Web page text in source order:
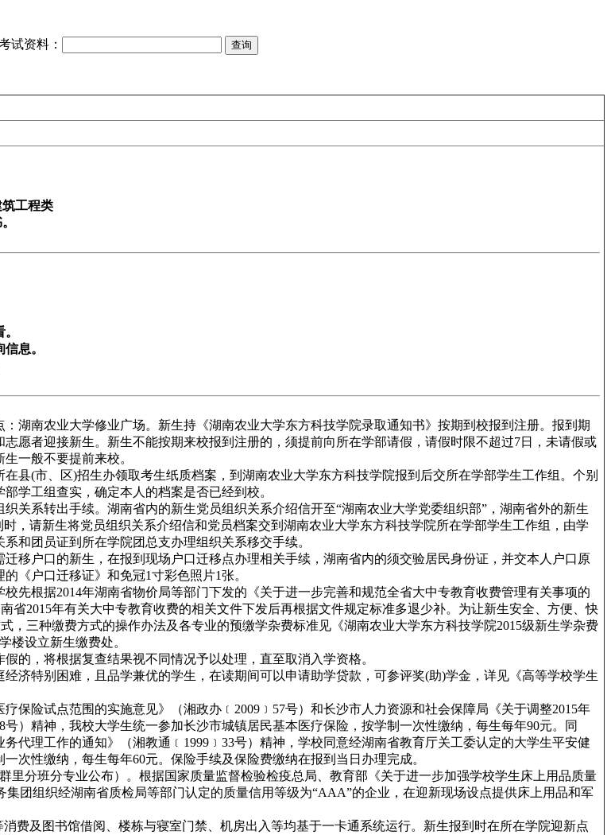
试资料：
工程类
息。
湖南农业大学修业广场。新生持《湖南农业大学东方科技学院录取通知书》按期到校报到注册。报到期
愿者迎接新生。新生不能按期来校报到注册的，须提前向所在学部请假，请假时限不超过7日，未请假或
一般不要提前来校。
县(市、区)招生办领取考生纸质档案，到湖南农业大学东方科技学院报到后交所在学部学生工作组。个别
学工组查实，确定本人的档案是否已经到校。
关系转出手续。湖南省内的新生党员组织关系介绍信开至“湖南农业大学党委组织部”，湖南省外的新生
，请新生将党员组织关系介绍信和党员档案交到湖南农业大学东方科技学院所在学部学生工作组，由学
和团员证到所在学院团总支办理组织关系移交手续。
移户口的新生，在报到现场户口迁移点办理相关手续，湖南省内的须交验居民身份证，并交本人户口原
《户口迁移证》和免冠1寸彩色照片1张。
先根据2014年湖南省物价局等部门下发的《关于进一步完善和规范全省大中专教育收费管理有关事项的
省2015年有关大中专教育收费的相关文件下发后再根据文件规定标准多退少补。为让新生安全、方便、快
，三种缴费方式的操作办法及各专业的预缴学杂费标准见《湖南农业大学东方科技学院2015级新生学杂费
楼设立新生缴费处。
的，将根据复查结果视不同情况予以处理，直至取消入学资格。
济特别困难，且品学兼优的学生，在读期间可以申请助学贷款，可参评奖(助)学金，详见《高等学校学生
保险试点范围的实施意见》（湘政办﹝2009﹞57号）和长沙市人力资源和社会保障局《关于调整2015年
）精神，我校大学生统一参加长沙市城镇居民基本医疗保险，按学制一次性缴纳，每生每年90元。同
代理工作的通知》（湘教通﹝1999﹞33号）精神，学校同意经湖南省教育厅关工委认定的大学生平安健
次性缴纳，每生每年60元。保险手续及保险费缴纳在报到当日办理完成。
分班分专业公布）。根据国家质量监督检验检疫总局、教育部《关于进一步加强学校学生床上用品质量
团组织经湖南省质检局等部门认定的质量信用等级为“AAA”的企业，在迎新现场设点提供床上用品和军
费及图书馆借阅、楼栋与寝室门禁、机房出入等均基于一卡通系统运行。新生报到时在所在学院迎新点